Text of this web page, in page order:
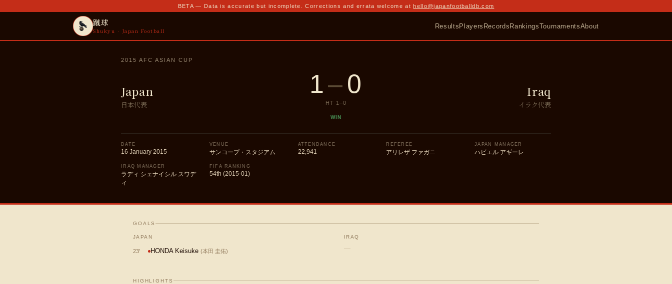
BETA — Data is accurate but incomplete. Corrections and errata welcome at hello@japanfootballdb.com
蹴球
Shukyu · Japan Football
ResultsPlayers RecordsRankingsTournamentsAbout
2015 AFC ASIAN CUP
Japan
日本代表
1–0
HT 1 –0
WIN
Iraq
イラク代表
DATE
16 January 2015
VENUE
サンコープ・スタジアム
ATTENDANCE
22,941
REFEREE
アリレザ ファガニ
JAPAN MANAGER
ハビエル アギーレ
IRAQ MANAGER
ラディ シェナイシル スワデ
ィ
FIFA RANKING
54th (2015-01)
GOALS
JAPAN
23' HONDA Keisuke (本田 圭佑)
IRAQ
—
HIGHLIGHTS